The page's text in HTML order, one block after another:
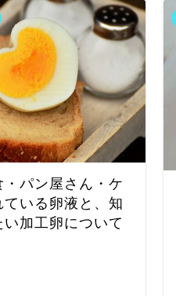
パン屋さん・ケ
いる卵液と、知
加工卵について